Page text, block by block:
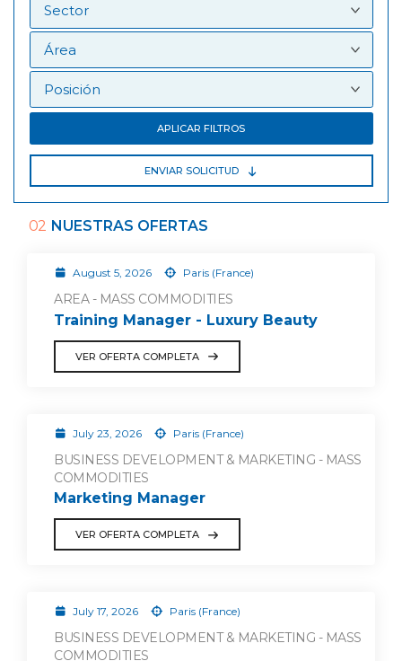
APLICAR FILTROS
ENVIAR SOLICITUD
02 NUESTRAS OFERTAS
August 5, 2026 Paris (France)
AREA - MASS COMMODITIES
Training Manager - Luxury Beauty
VER OFERTA COMPLETA
July 23, 2026 Paris (France)
BUSINESS DEVELOPMENT & MARKETING - MASS
COMMODITIES
Marketing Manager
VER OFERTA COMPLETA
July 17, 2026 Paris (France)
BUSINESS DEVELOPMENT & MARKETING - MASS
COMMODITIES